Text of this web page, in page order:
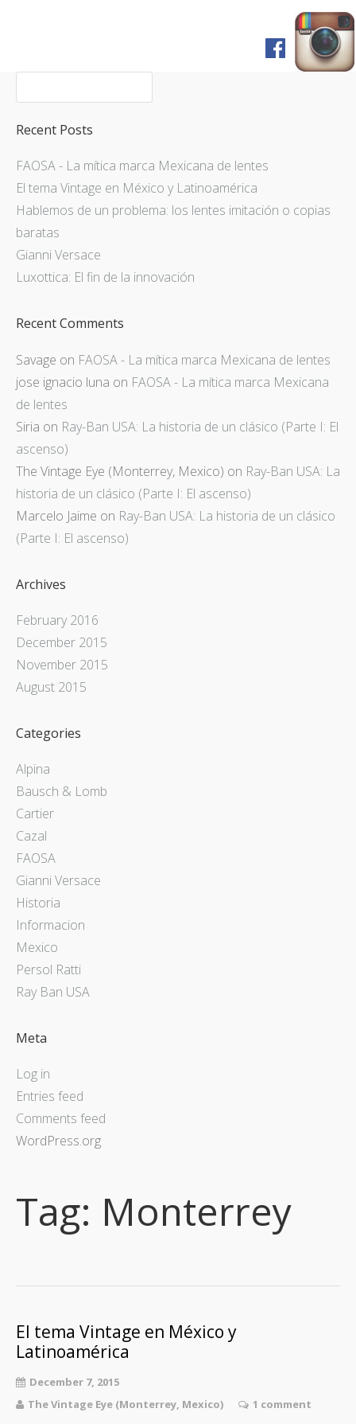
Home
FAQ
Servicios
Prensa
Recent Posts
FAOSA - La mítica marca Mexicana de lentes
El tema Vintage en México y Latinoamérica
Hablemos de un problema: los lentes imitación o copias
baratas
Gianni Versace
Luxottica: El fin de la innovación
Recent Comments
Savage on FAOSA - La mítica marca Mexicana de lentes
jose ignacio luna on FAOSA - La mítica marca Mexicana
de lentes
Siria on Ray-Ban USA: La historia de un clásico (Parte I: El
ascenso)
The Vintage Eye (Monterrey, Mexico) on Ray-Ban USA: La
historia de un clásico (Parte I: El ascenso)
Marcelo Jaime on Ray-Ban USA: La historia de un clásico
(Parte I: El ascenso)
Archives
February 2016
December 2015
November 2015
August 2015
Categories
Alpina
Bausch & Lomb
Cartier
Cazal
FAOSA
Gianni Versace
Historia
Informacion
Mexico
Persol Ratti
Ray Ban USA
Meta
Log in
Entries feed
Comments feed
WordPress.org
Tag: Monterrey
El tema Vintage en México y
Latinoamérica
December 7, 2015
The Vintage Eye (Monterrey, Mexico)
1 comment